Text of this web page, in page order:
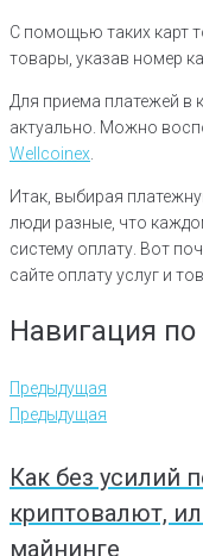
С помощью таких карт
товары, указав номер
Для приема платежей в
актуально. Можно
Wellcoinex.
Итак, выбирая
люди разные, что
систему оплату. Вот
сайте оплату услуг и
Навигация
Предыдущая
Предыдущая
Как без усилий
криптовалют,
майнинге